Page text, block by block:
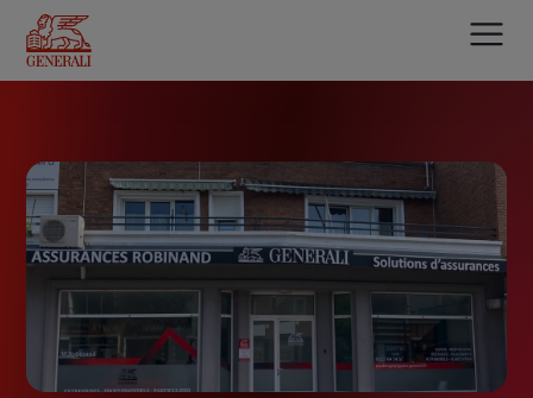
contenu
principal